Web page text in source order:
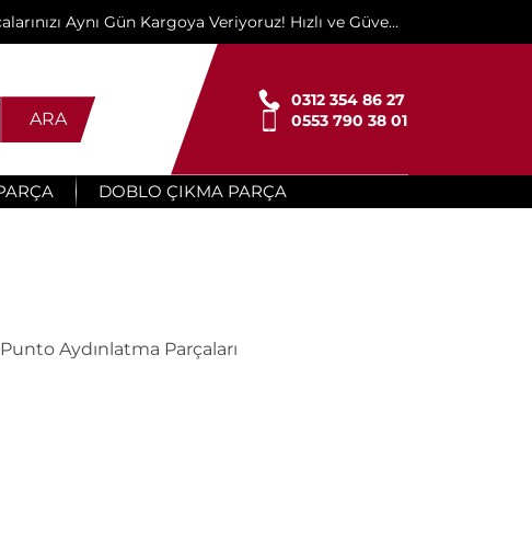
Aynı Gün Kargoya Veriyoruz! Hızlı ve Güvenli
Teslimat İçin Buradayız!"
ARA
0312 354 86 27
0553 790 38 01
DOBLO ÇIKMA PARÇA
Aydınlatma Parçaları